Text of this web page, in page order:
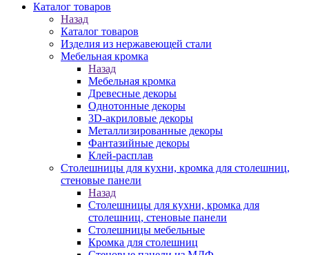
Каталог товаров
Назад
Каталог товаров
Изделия из нержавеющей стали
Мебельная кромка
Назад
Мебельная кромка
Древесные декоры
Однотонные декоры
3D-акриловые декоры
Металлизированные декоры
Фантазийные декоры
Клей-расплав
Столешницы для кухни, кромка для столешниц,
стеновые панели
Назад
Столешницы для кухни, кромка для
столешниц, стеновые панели
Столешницы мебельные
Кромка для столешниц